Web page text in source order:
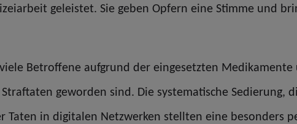
geleistet. Sie geben Opfern eine Stimme und
Betroffene aufgrund der eingesetzten
geworden sind. Die systematische Sedierung,
Taten in digitalen Netzwerken stellten eine besonders